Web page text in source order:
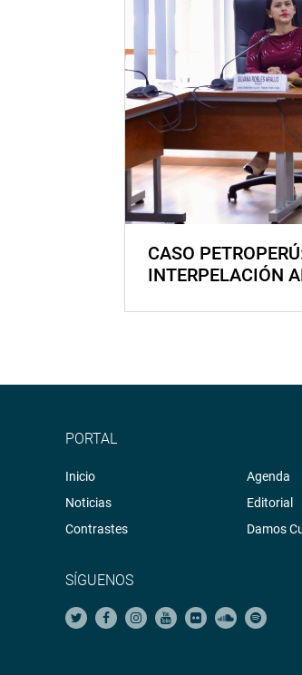
CASO
INTERPELACIÓN
PORTAL
Inicio
Noticias
Contrastes
Agenda
Editorial
Damos
SÍGUENOS